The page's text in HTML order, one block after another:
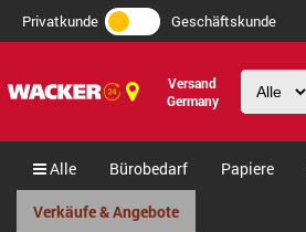
Privatkunde Geschäftskunde
Versand
Germany
Alle Bürobedarf Papiere
Verkäufe & Angebote